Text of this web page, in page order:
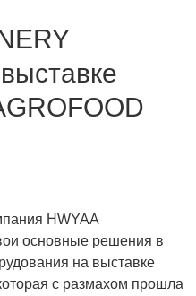
HWYAA
основные решения в
на выставке
с размахом прошла